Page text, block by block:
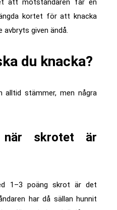
att motståndaren får en
kortet för att knacka
avbryts given ändå.
du knacka?
alltid stämmer, men några
när skrotet är
1–3 poäng skrot är det
har då sällan hunnit